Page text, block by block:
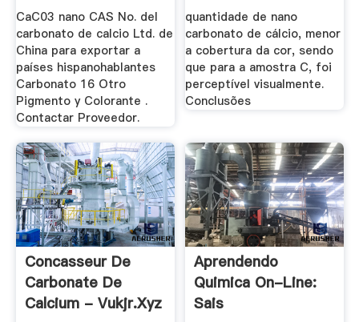
CaC03 nano CAS No. del
carbonato de calcio Ltd. de
China para exportar a
países hispanohablantes
Carbonato 16 Otro
Pigmento y Colorante .
Contactar Proveedor.
quantidade de nano
carbonato de cálcio, menor
a cobertura da cor, sendo
que para a amostra C, foi
perceptível visualmente.
Conclusões
Concasseur De
Carbonate De
Calcium - Vukjr.xyz
Aprendendo
Quimica On-Line:
Sais